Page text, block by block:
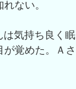
ない。
気持ち良く眠
覚めた。Ａ